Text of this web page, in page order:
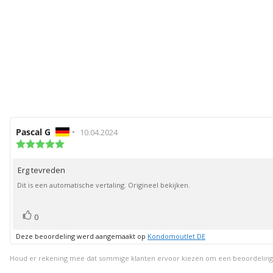
Auteur
van
beoordeling:
Pascal G • Beoordelingsdatum:
10.04.2024
sterren
Beoordelingstekst:
Erg tevreden
Dit is een automatische vertaling. Origineel bekijken.
Stem
omhoog
0
Deze beoordeling werd aangemaakt op Kondomoutlet DE
Houd er rekening mee dat sommige klanten ervoor kiezen om een